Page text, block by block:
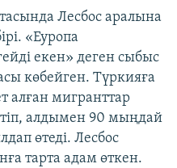
Лесбос аралына
«Еуропа
екен» деген сыбыс
көбейген. Түркияға
алған мигранттар
алдымен 90 мыңдай
өтеді. Лесбос
тарта адам өткен.